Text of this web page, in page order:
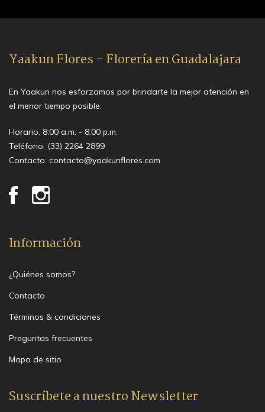
Yaakun Flores - Florería en Guadalajara
En Yaakun nos esforzamos por brindarte la mejor atención en
el menor tiempo posible.
Horario: 8:00 a.m. - 8:00 p.m.
Teléfono: (33) 2264 2899
Contacto: contacto@yaakunflores.com
Información
¿Quiénes somos?
Contacto
Términos & condiciones
Preguntas frecuentes
Mapa de sitio
Suscríbete a nuestro Newsletter